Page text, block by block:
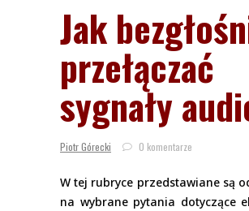
Jak
przełączać
sygnały
Piotr Górecki 0 komentarze
W tej rubryce przedstawiane są
na wybrane pytania dotyczące